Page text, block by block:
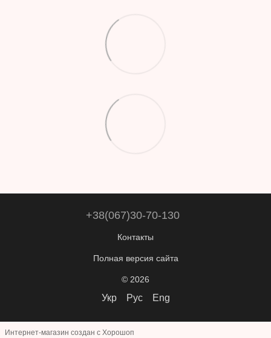
+38(067)30-70-130
Контакты
Полная версия сайта
© 2026
Укр Рус Eng
Интернет-магазин создан с Хорошоп